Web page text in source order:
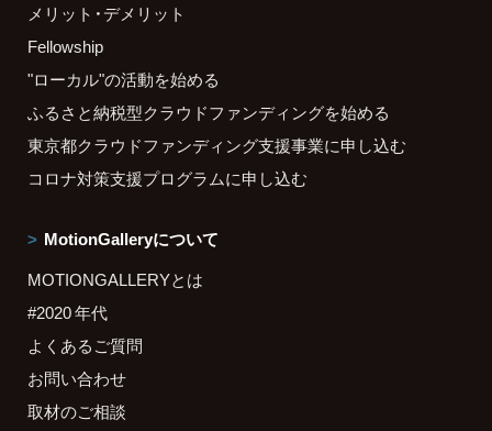
メリット・デメリット
Fellowship
"ローカル"の活動を始める
ふるさと納税型クラウドファンディングを始める
東京都クラウドファンディング支援事業に申し込む
コロナ対策支援プログラムに申し込む
MotionGalleryについて
MOTIONGALLERYとは
#2020 年代
よくあるご質問
お問い合わせ
取材のご相談